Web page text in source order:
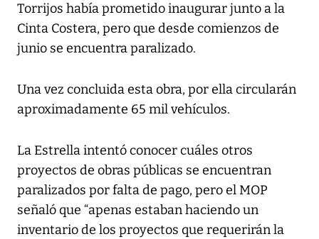
Torrijos había prometido inaugurar junto a la
Cinta Costera, pero que desde comienzos de
junio se encuentra paralizado.
Una vez concluida esta obra, por ella circularán
aproximadamente 65 mil vehículos.
La Estrella intentó conocer cuáles otros
proyectos de obras públicas se encuentran
paralizados por falta de pago, pero el MOP
señaló que “apenas estaban haciendo un
inventario de los proyectos que requerirán la